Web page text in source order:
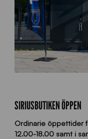
SIRIUSBUTIKEN ÖPPEN
Ordinarie öppettider
12.00-18.00 samt i